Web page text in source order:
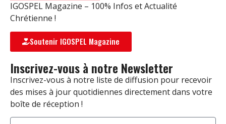
IGOSPEL Magazine – 100% Infos et Actualité
Chrétienne !
Soutenir IGOSPEL Magazine
Inscrivez-vous à notre Newsletter
Inscrivez-vous à notre liste de diffusion pour recevoir
des mises à jour quotidiennes directement dans votre
boîte de réception !